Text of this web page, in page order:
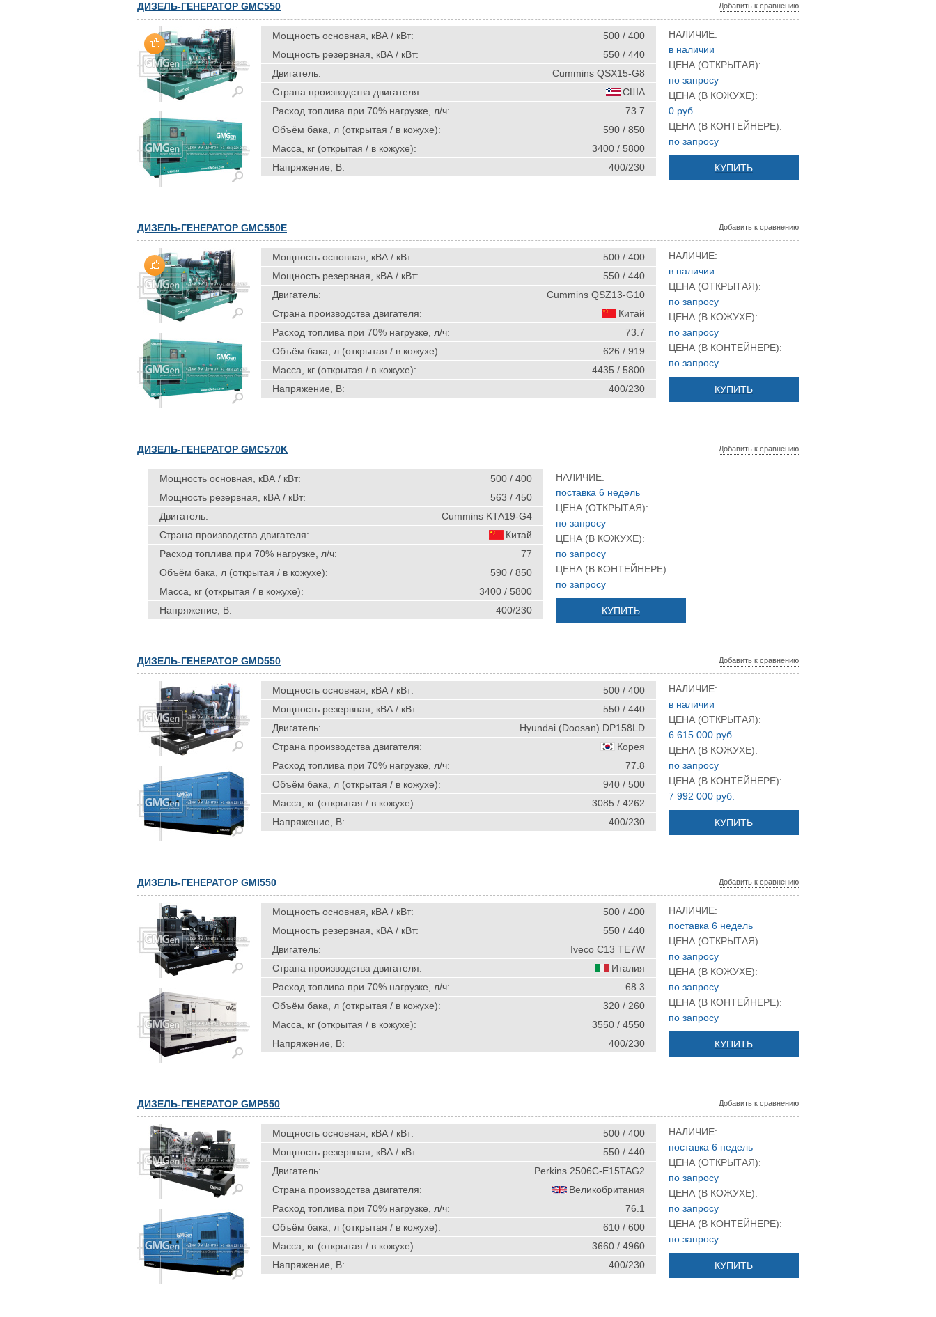
ДИЗЕЛЬ-ГЕНЕРАТОР GMC550 Добавить к сравнению
Мощность основная, кВА / кВт:
500 / 400
Мощность резервная, кВА / кВт:
550 / 440
Двигатель:
Cummins QSX15-G8
Страна производства двигателя:
США
Расход топлива при 70% нагрузке, л/ч:
73.7
Объём бака, л (открытая / в кожухе):
590 / 850
Масса, кг (открытая / в кожухе):
3400 / 5800
Напряжение, В:
400/230
НАЛИЧИЕ:
в наличии
ЦЕНА (ОТКРЫТАЯ):
по запросу
ЦЕНА (В КОЖУХЕ):
0 руб.
ЦЕНА (В КОНТЕЙНЕРЕ):
по запросу
КУПИТЬ
ДИЗЕЛЬ-ГЕНЕРАТОР GMC550E Добавить к сравнению
Мощность основная, кВА / кВт:
500 / 400
Мощность резервная, кВА / кВт:
550 / 440
Двигатель:
Cummins QSZ13-G10
Страна производства двигателя:
Китай
Расход топлива при 70% нагрузке, л/ч:
73.7
Объём бака, л (открытая / в кожухе):
626 / 919
Масса, кг (открытая / в кожухе):
4435 / 5800
Напряжение, В:
400/230
НАЛИЧИЕ:
в наличии
ЦЕНА (ОТКРЫТАЯ):
по запросу
ЦЕНА (В КОЖУХЕ):
по запросу
ЦЕНА (В КОНТЕЙНЕРЕ):
по запросу
КУПИТЬ
ДИЗЕЛЬ-ГЕНЕРАТОР GMC570K Добавить к сравнению
Мощность основная, кВА / кВт:
500 / 400
Мощность резервная, кВА / кВт:
563 / 450
Двигатель:
Cummins KTA19-G4
Страна производства двигателя:
Китай
Расход топлива при 70% нагрузке, л/ч:
77
Объём бака, л (открытая / в кожухе):
590 / 850
Масса, кг (открытая / в кожухе):
3400 / 5800
Напряжение, В:
400/230
НАЛИЧИЕ:
поставка 6 недель
ЦЕНА (ОТКРЫТАЯ):
по запросу
ЦЕНА (В КОЖУХЕ):
по запросу
ЦЕНА (В КОНТЕЙНЕРЕ):
по запросу
КУПИТЬ
ДИЗЕЛЬ-ГЕНЕРАТОР GMD550 Добавить к сравнению
Мощность основная, кВА / кВт:
500 / 400
Мощность резервная, кВА / кВт:
550 / 440
Двигатель:
Hyundai (Doosan) DP158LD
Страна производства двигателя:
Корея
Расход топлива при 70% нагрузке, л/ч:
77.8
Объём бака, л (открытая / в кожухе):
940 / 500
Масса, кг (открытая / в кожухе):
3085 / 4262
Напряжение, В:
400/230
НАЛИЧИЕ:
в наличии
ЦЕНА (ОТКРЫТАЯ):
6 615 000 руб.
ЦЕНА (В КОЖУХЕ):
по запросу
ЦЕНА (В КОНТЕЙНЕРЕ):
7 992 000 руб.
КУПИТЬ
ДИЗЕЛЬ-ГЕНЕРАТОР GMI550 Добавить к сравнению
Мощность основная, кВА / кВт:
500 / 400
Мощность резервная, кВА / кВт:
550 / 440
Двигатель:
Iveco C13 TE7W
Страна производства двигателя:
Италия
Расход топлива при 70% нагрузке, л/ч:
68.3
Объём бака, л (открытая / в кожухе):
320 / 260
Масса, кг (открытая / в кожухе):
3550 / 4550
Напряжение, В:
400/230
НАЛИЧИЕ:
поставка 6 недель
ЦЕНА (ОТКРЫТАЯ):
по запросу
ЦЕНА (В КОЖУХЕ):
по запросу
ЦЕНА (В КОНТЕЙНЕРЕ):
по запросу
КУПИТЬ
ДИЗЕЛЬ-ГЕНЕРАТОР GMP550 Добавить к сравнению
Мощность основная, кВА / кВт:
500 / 400
Мощность резервная, кВА / кВт:
550 / 440
Двигатель:
Perkins 2506C-E15TAG2
Страна производства двигателя:
Великобритания
Расход топлива при 70% нагрузке, л/ч:
76.1
Объём бака, л (открытая / в кожухе):
610 / 600
Масса, кг (открытая / в кожухе):
3660 / 4960
Напряжение, В:
400/230
НАЛИЧИЕ:
поставка 6 недель
ЦЕНА (ОТКРЫТАЯ):
по запросу
ЦЕНА (В КОЖУХЕ):
по запросу
ЦЕНА (В КОНТЕЙНЕРЕ):
по запросу
КУПИТЬ